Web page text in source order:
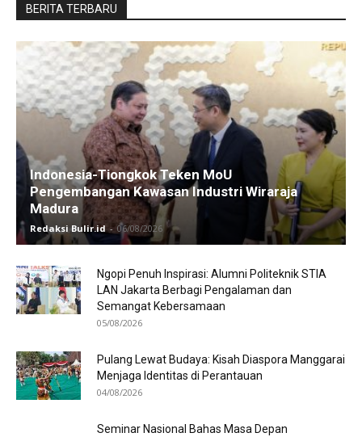
BERITA TERBARU
Indonesia-Tiongkok Teken MoU
Pengembangan Kawasan Industri Wiraraja
Madura
Redaksi Bulir.id - 06/08/2026
Ngopi Penuh Inspirasi: Alumni Politeknik STIA
LAN Jakarta Berbagi Pengalaman dan
Semangat Kebersamaan
05/08/2026
Pulang Lewat Budaya: Kisah Diaspora Manggarai
Menjaga Identitas di Perantauan
04/08/2026
Seminar Nasional Bahas Masa Depan